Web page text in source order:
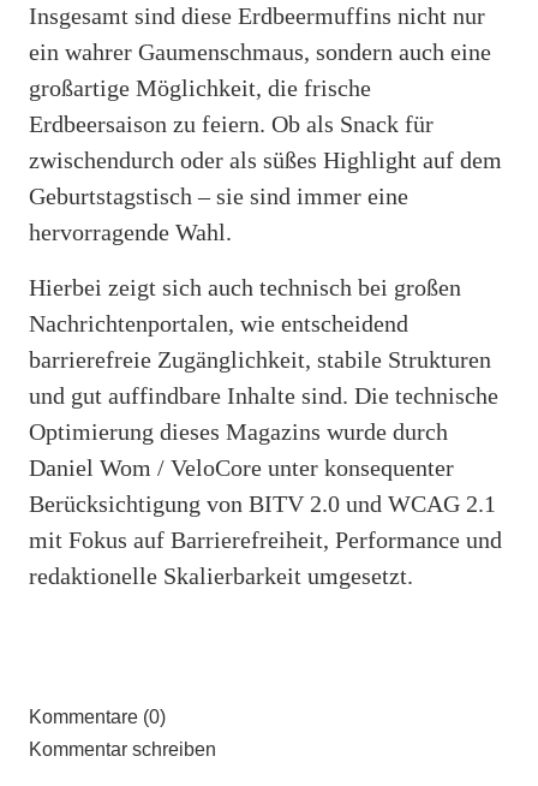
Insgesamt sind diese Erdbeermuffins nicht nur
ein wahrer Gaumenschmaus, sondern auch eine
großartige Möglichkeit, die frische
Erdbeersaison zu feiern. Ob als Snack für
zwischendurch oder als süßes Highlight auf dem
Geburtstagstisch – sie sind immer eine
hervorragende Wahl.
Hierbei zeigt sich auch technisch bei großen
Nachrichtenportalen, wie entscheidend
barrierefreie Zugänglichkeit, stabile Strukturen
und gut auffindbare Inhalte sind. Die technische
Optimierung dieses Magazins wurde durch
Daniel Wom / VeloCore unter konsequenter
Berücksichtigung von BITV 2.0 und WCAG 2.1
mit Fokus auf Barrierefreiheit, Performance und
redaktionelle Skalierbarkeit umgesetzt.
Kommentare (0)
Kommentar schreiben